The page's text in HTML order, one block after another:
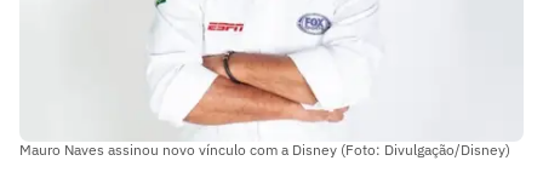
Mauro Naves assinou novo vínculo com a Disney (Foto: Divulgação/Disney)